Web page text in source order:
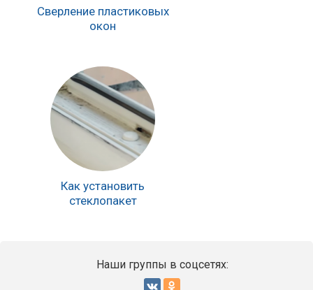
Сверление пластиковых
окон
Как установить
стеклопакет
Наши группы в соцсетях: